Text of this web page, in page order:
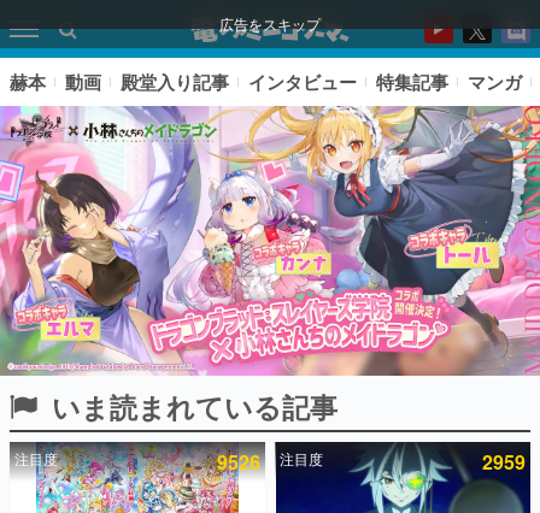
広告をスキップ
ピックアップ
電ファミのいま読まれている記事ランキング
赫本 動画 殿堂入り記事 インタビュー 特集記事 マンガ
いま読まれている記事
注目度 9526 注目度 2959